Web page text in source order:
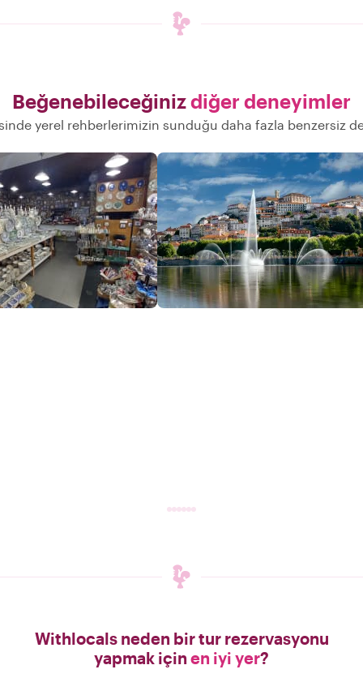
Beğenebileceğinizdiğer deneyimler
yerel rehberlerimizin sunduğu daha fazla benzersiz
Withlocals neden bir tur rezervasyonu
yapmak için en iyi yer?